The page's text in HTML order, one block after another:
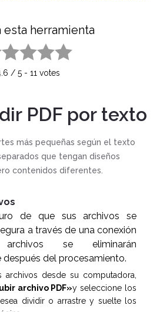
esta herramienta
/ 5 - 11 votes
PDF por texto
más pequeñas según el texto
que tengan diseños
contenidos diferentes.
de que sus archivos se
a través de una conexión
se eliminarán
del procesamiento.
archivos desde su computadora,
archivo PDF»y seleccione los
dividir o arrastre y suelte los